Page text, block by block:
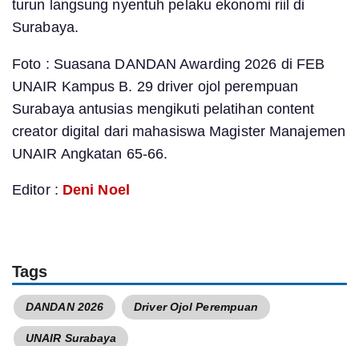
turun langsung nyentuh pelaku ekonomi riil di
Surabaya.
Foto : Suasana DANDAN Awarding 2026 di FEB
UNAIR Kampus B. 29 driver ojol perempuan
Surabaya antusias mengikuti pelatihan content
creator digital dari mahasiswa Magister Manajemen
UNAIR Angkatan 65-66.
Editor : Deni Noel
Tags
DANDAN 2026 Driver Ojol Perempuan
UNAIR Surabaya